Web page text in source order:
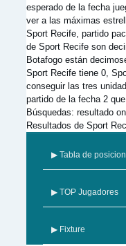
esperado de la fecha
ver a las máximas
Sport Recife, partido
de Sport Recife son
Botafogo están
Sport Recife tiene 0,
conseguir las tres
partido de la fecha 2
Búsquedas: resultado
Resultados de Sport
▶ Tabla de
▶ TOP Jugadores
▶ Fixture